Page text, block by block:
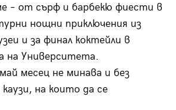
– от сърф и барбекю фиести в
нощни приключения из
и за финал коктейли в
на Университета.
месец не минава и без
на които да се